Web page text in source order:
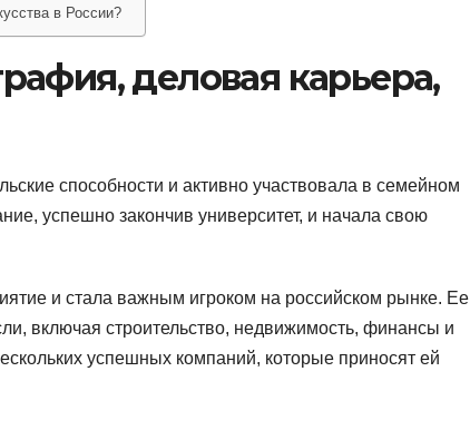
в России?
деловая карьера,
способности и активно участвовала в семейном
успешно закончив университет, и начала свою
и стала важным игроком на российском рынке. Ее
включая строительство, недвижимость, финансы и
успешных компаний, которые приносят ей